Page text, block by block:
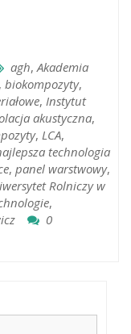
agh,Akademia
, biokompozyty,
, Instytut
akustyczna,
, LCA,
technologia
, panel warstwowy,
Rolniczy w
,
0